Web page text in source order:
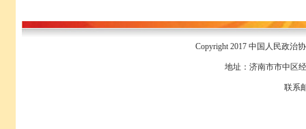
Copyright 2017 中国人民政治
地址：济南市市中区
联系